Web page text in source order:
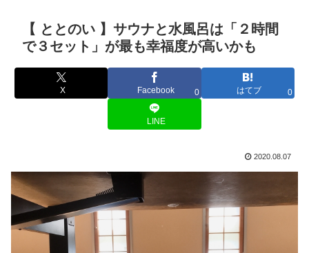
【 ととのい 】サウナと水風呂は「２時間
で３セット」が最も幸福度が高いかも
X Facebook 0 はてブ 0
LINE
2020.08.07